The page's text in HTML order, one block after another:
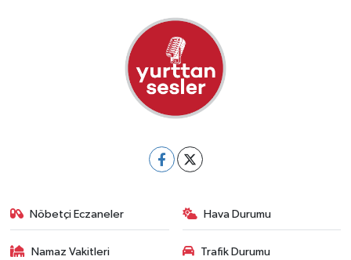
Nöbetçi Eczaneler Hava Durumu
Namaz Vakitleri Trafik Durumu